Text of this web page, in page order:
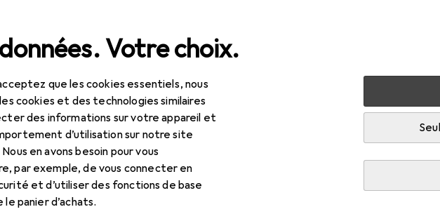
Votre choix.
que les cookies essentiels, nous
cookies et des technologies similaires
des informations sur votre appareil et
d’utilisation sur notre site
en avons besoin pour vous
par exemple, de vous connecter en
et d’utiliser des fonctions de base
le panier d’achats.
l'assortiment IT + multimédia Périphériques